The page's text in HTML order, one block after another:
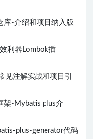
-介绍和项目纳入版
利器Lombok插
注解实战和项目引
-Mybatis plus介
plus-generator代码